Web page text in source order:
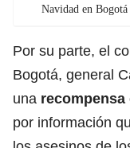
Navidad en Bogotá
Por su parte, el
Bogotá, general
una recompensa
por información